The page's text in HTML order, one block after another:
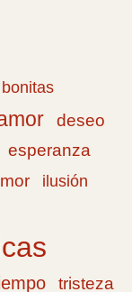
bonitas
deseo
esperanza
ilusión
tristeza